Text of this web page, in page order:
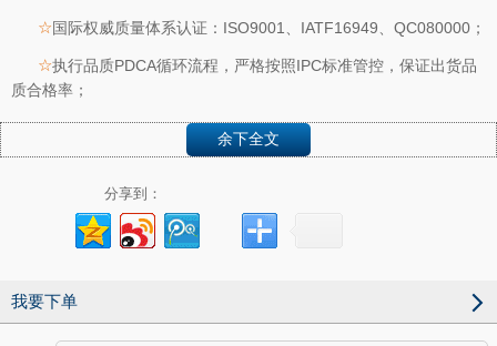
☆国际权威质量体系认证：ISO9001、IATF16949、QC080000；
☆执行品质PDCA循环流程，严格按照IPC标准管控，保证出货品
质合格率；
☆进口美国戴安离子色谱测试仪(DIONEXICS-900)及温度循环检
验设备，保证产品的高可靠性和稳定性。
余下全文
分享到：
我要下单